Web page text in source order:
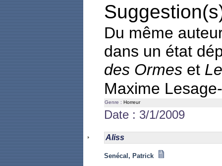
Du même
dans un état
des Ormes et
Maxime
Genre : Horreur
Date : 3/1/2009
Aliss
Senécal, Patrick